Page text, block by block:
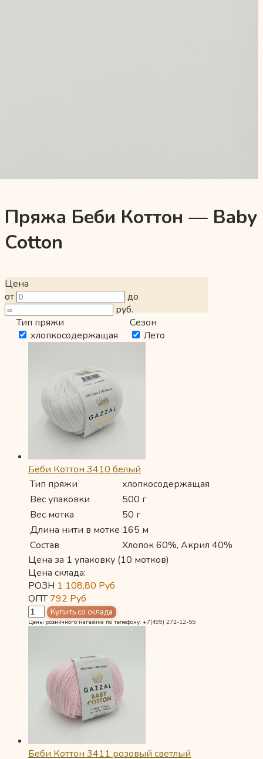
Пряжа Беби Коттон — Baby
Cotton
Цена
от
до
руб.
Тип пряжи
хлопкосодержащая
Сезон
Лето
Беби Коттон 3410 белый
Тип пряжи
хлопкосодержащая
Вес упаковки
500 г
Вес мотка
50 г
Длина нити в мотке 165 м
Состав
Хлопок 60%, Акрил 40%
Цена за 1 упаковку (10 мотков)
Цена склада:
РОЗН 1 108,80 Руб
ОПТ792 Руб
Цены розничного магазина по телефону: +7(499) 272-12-55
Беби Коттон 3411 розовый светлый